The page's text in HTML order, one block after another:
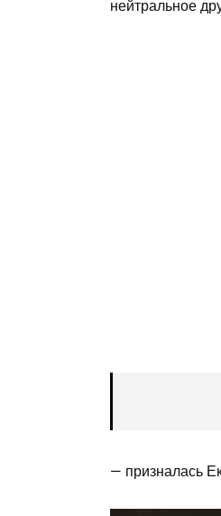
нейтральное
— призналась